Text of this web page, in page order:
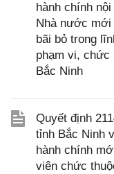
hành chính
Nhà nước mới
bãi bỏ trong
phạm vi, chức
Bắc Ninh
Quyết định
tỉnh Bắc Ninh
hành chính
viên chức